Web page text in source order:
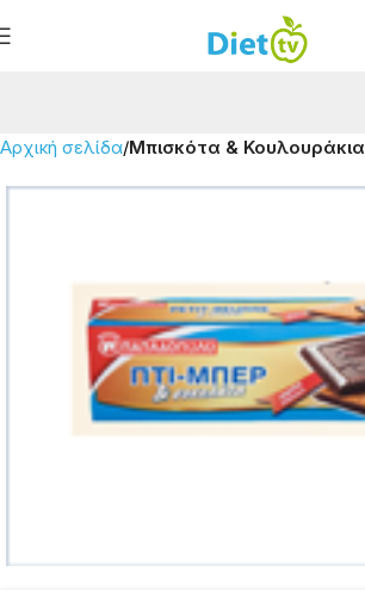
Αρχική σελίδα Μπισκότα & Κουλουράκια